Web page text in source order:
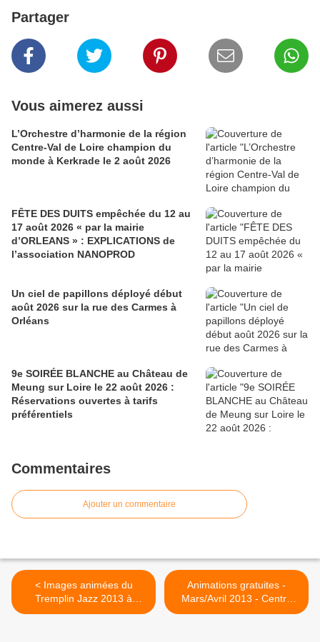
Partager
Vous aimerez aussi
L’Orchestre d’harmonie de la région
Centre-Val de Loire champion du
monde à Kerkrade le 2 août 2026
FÊTE DES DUITS empêchée du 12 au
17 août 2026 « par la mairie
d’ORLEANS » : EXPLICATIONS de
l’association NANOPROD
Un ciel de papillons déployé début
août 2026 sur la rue des Carmes à
Orléans
9e SOIRÉE BLANCHE au Château de
Meung sur Loire le 22 août 2026 :
Réservations ouvertes à tarifs
préférentiels
Commentaires
Ajouter un commentaire
< Images animées du
Tremplin Jazz 2013 à
Orléans: MOONTANK,
Animations gratuites -
Mars/Avril 2013 - Centre
Culturel Leclerc d'Olivet >